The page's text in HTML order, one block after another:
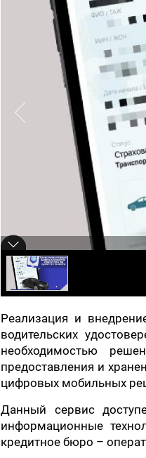
Реализация и
водительских
необходимостью
предоставления и
цифровых мобильных
Данный сервис
информационные
кредитное бюро –